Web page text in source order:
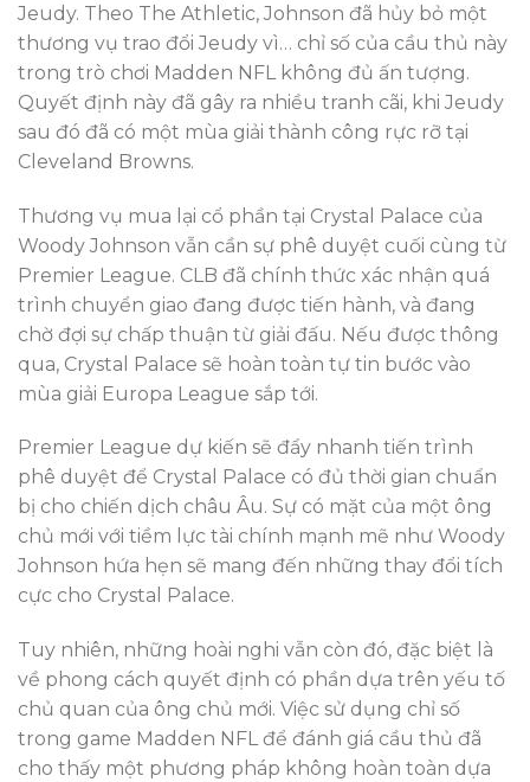
Jeudy. Theo The Athletic, Johnson đã hủy bỏ một
thương vụ trao đổi Jeudy vì… chỉ số của cầu thủ này
trong trò chơi Madden NFL không đủ ấn tượng.
Quyết định này đã gây ra nhiều tranh cãi, khi Jeudy
sau đó đã có một mùa giải thành công rực rỡ tại
Cleveland Browns.
Thương vụ mua lại cổ phần tại Crystal Palace của
Woody Johnson vẫn cần sự phê duyệt cuối cùng từ
Premier League. CLB đã chính thức xác nhận quá
trình chuyển giao đang được tiến hành, và đang
chờ đợi sự chấp thuận từ giải đấu. Nếu được thông
qua, Crystal Palace sẽ hoàn toàn tự tin bước vào
mùa giải Europa League sắp tới.
Premier League dự kiến sẽ đẩy nhanh tiến trình
phê duyệt để Crystal Palace có đủ thời gian chuẩn
bị cho chiến dịch châu Âu. Sự có mặt của một ông
chủ mới với tiềm lực tài chính mạnh mẽ như Woody
Johnson hứa hẹn sẽ mang đến những thay đổi tích
cực cho Crystal Palace.
Tuy nhiên, những hoài nghi vẫn còn đó, đặc biệt là
về phong cách quyết định có phần dựa trên yếu tố
chủ quan của ông chủ mới. Việc sử dụng chỉ số
trong game Madden NFL để đánh giá cầu thủ đã
cho thấy một phương pháp không hoàn toàn dựa